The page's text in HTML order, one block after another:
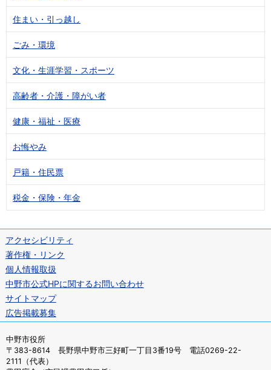
住まい・引っ越し
ごみ・環境
文化・生涯学習・スポーツ
高齢者・介護・障がい者
健康・福祉・医療
お悔やみ
戸籍・住民票
税金・保険・年金
アクセシビリティ
著作権・リンク
個人情報取扱
中野市公式HPに関するお問い合わせ
サイトマップ
広告掲載募集
中野市役所
〒383-8614 長野県中野市三好町一丁目3番19号 電話0269-22-
2111（代表）